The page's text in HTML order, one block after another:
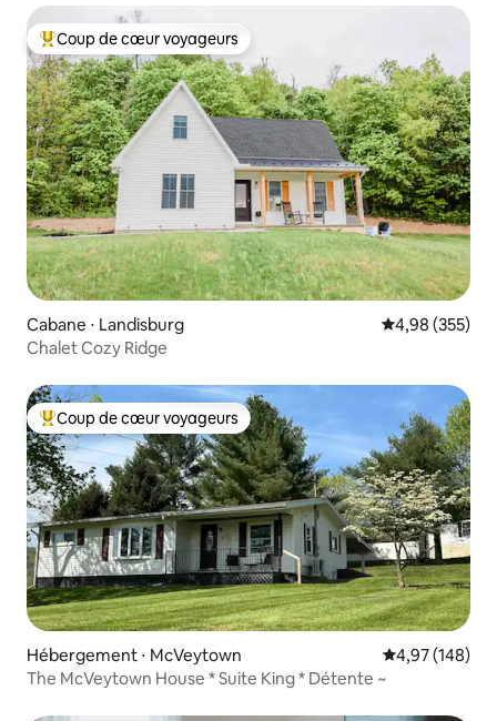
Coups de cœur voyageurs les plus appréciés
Coup de cœur voyageurs
Cabane ⋅ Landisburg Évaluation
4,98 (355)
Chalet Cozy Ridge
Coups de cœur voyageurs les plus appréciés
Coup de cœur voyageurs
Hébergement ⋅ McVeytown Évaluation
4,97 (148)
The McVeytown House * Suite King * Détente ~